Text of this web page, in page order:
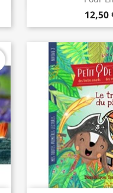
12,50